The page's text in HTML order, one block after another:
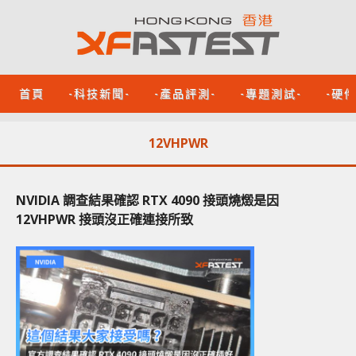
首頁 -科技新聞- -產品評測- -專題測試- -硬
12VHPWR
NVIDIA 調查結果確認 RTX 4090 接頭燒燬是因
12VHPWR 接頭沒正確連接所致